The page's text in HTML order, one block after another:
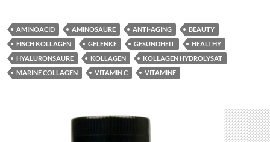
AMINOACID AMINOSÄURE ANTI-AGING
BEAUTY
FISCH KOLLAGEN
GELENKE GESUNDHEIT
HEALTHY
HYALURONSÄURE
KOLLAGEN
KOLLAGEN HYDROLYSAT
MARINE COLLAGEN
VITAMIN C VITAMINE